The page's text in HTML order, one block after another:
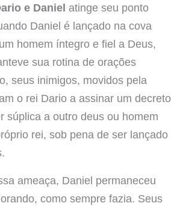
e Daniel atinge seu ponto
Daniel é lançado na cova
homem íntegro e fiel a Deus,
sua rotina de orações
seus inimigos, movidos pela
o rei Dario a assinar um decreto
súplica a outro deus ou homem
rei, sob pena de ser lançado
ameaça, Daniel permaneceu
como sempre fazia. Seus